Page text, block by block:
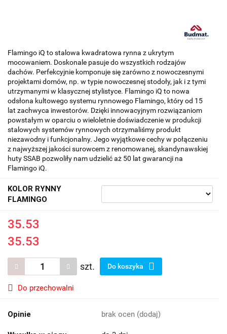
Flamingo iQ to stalowa kwadratowa rynna z ukrytym
mocowaniem. Doskonale pasuje do wszystkich rodzajów
dachów. Perfekcyjnie komponuje się zarówno z nowoczesnymi
projektami domów, np. w typie nowoczesnej stodoły, jak i z tymi
utrzymanymi w klasycznej stylistyce. Flamingo iQ to nowa
odsłona kultowego systemu rynnowego Flamingo, który od 15
lat zachwyca inwestorów. Dzięki innowacyjnym rozwiązaniom
powstałym w oparciu o wieloletnie doświadczenie w produkcji
stalowych systemów rynnowych otrzymaliśmy produkt
niezawodny i funkcjonalny. Jego wyjątkowe cechy w połączeniu
z najwyższej jakości surowcem z renomowanej, skandynawskiej
huty SSAB pozwoliły nam udzielić aż 50 lat gwarancji na
Flamingo iQ.
KOLOR RYNNY
FLAMINGO
35.53
35.53
szt. Do koszyka
Do przechowalni
Opinie brak ocen (dodaj)